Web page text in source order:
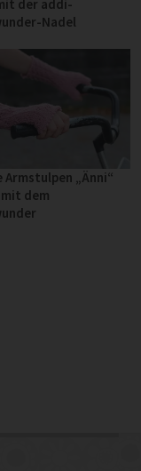
der addi-
Nadel
Armstulpen „Änni“
dem